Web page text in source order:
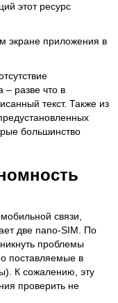
этот ресурс
экране приложения в
– разве что в
текст. Также из
большинство
связи,
две nano-SIM. По
проблемы
поставляемые в
К сожалению, эту
проверить не